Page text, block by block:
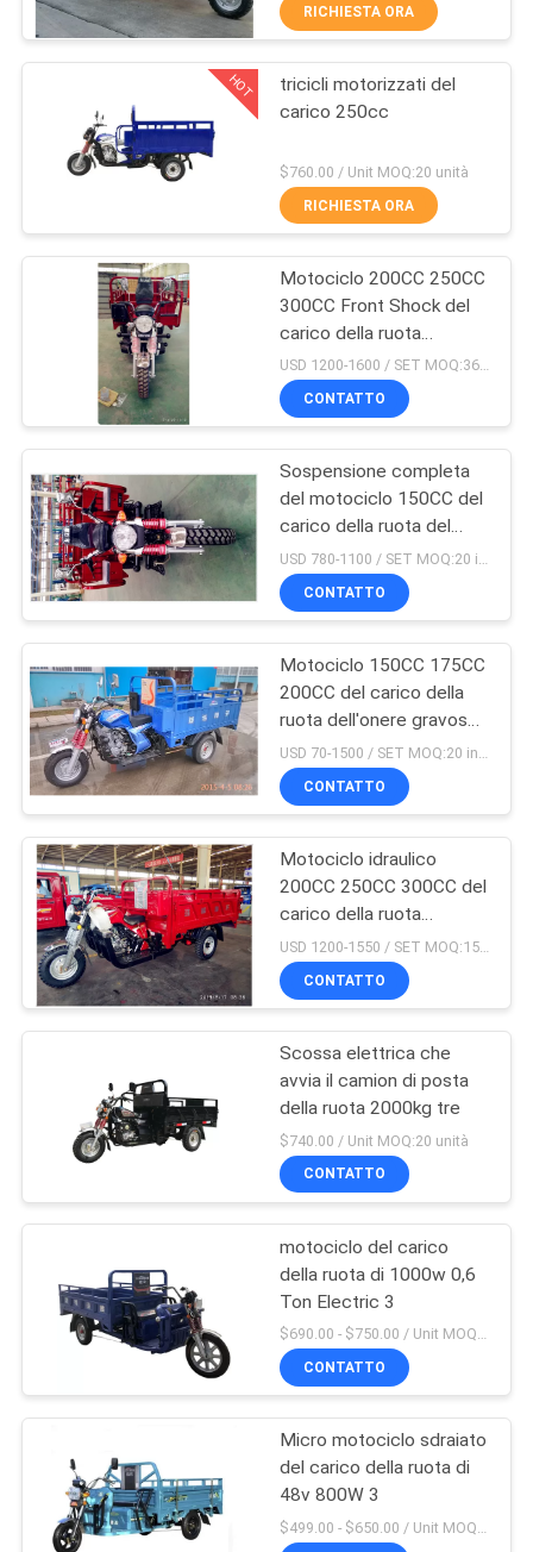
CONTROLLO
DI
QUALITÀ
CONTATTICI
NOTIZIE
RICHIEDA
CITAZIONE
MAPPA
DEL
SITO
PRIVACY
POLICY
Triciclo del carico
Triciclo del carico
150CC
28
Triciclo motorizzato
del passeggero
48
Triciclo elettrico del
carico
36
Triciclo elettrico del
passeggero
30
Motociclo del carico
di 3 ruote
RICHIESTA ORA
HOT
tricicli motorizzati del
carico 250cc
$760.00 / Unit MOQ:20 unità
RICHIESTA ORA
Motociclo 200CC 250CC
300CC Front Shock del
carico della ruota
60KM/H tre
USD 1200-1600 / SET MOQ:36 INSIEMI
CONTATTO
Sospensione completa
del motociclo 150CC del
carico della ruota del
carico 3 dell'onere
gravoso
USD 780-1100 / SET MOQ:20 insiemi
CONTATTO
Motociclo 150CC 175CC
200CC del carico della
ruota dell'onere gravoso
tre
CONTATTO
Motociclo idraulico
200CC 250CC 300CC del
carico della ruota
dell'onere gravoso 3
dello scarico
CONTATTO
Scossa elettrica che
avvia il camion di posta
della ruota 2000kg tre
$740.00 / Unit MOQ:20 unità
CONTATTO
motociclo del carico
della ruota di 1000w 0,6
Ton Electric 3
$690.00 - $750.00 / Unit MOQ:10 unità/unità
CONTATTO
Micro motociclo sdraiato
del carico della ruota di
48v 800W 3
$499.00 - $650.00 / Unit MOQ:10 unità/unità